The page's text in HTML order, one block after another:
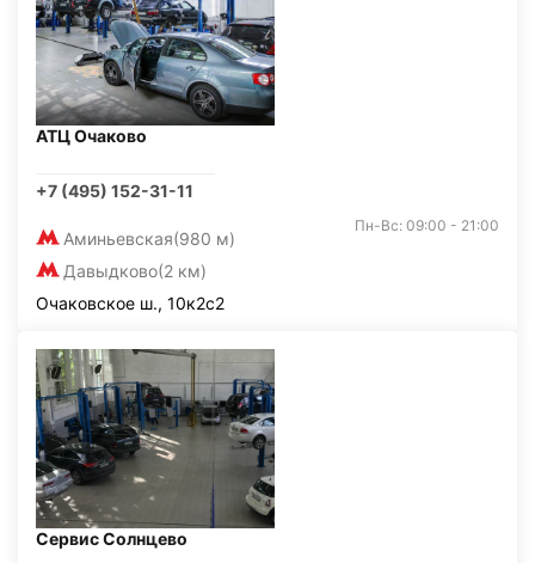
АТЦ Очаково
+7 (495) 152-31-11
Аминьевская(980 м)
Давыдково(2 км)
Пн-Вс: 09:00 - 21:00
Очаковское ш., 10к2с2
Сервис Солнцево